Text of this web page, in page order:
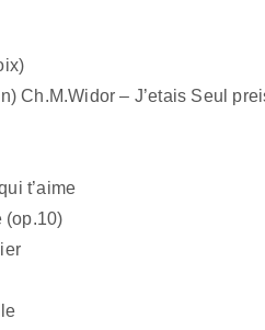
Ch.M.Widor – J’etais Seul
t’aime
(op.10)